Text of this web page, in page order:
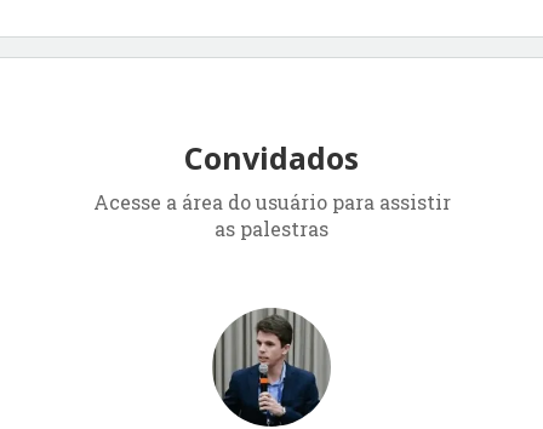
Convidados
Acesse a área do usuário para assistir
as palestras